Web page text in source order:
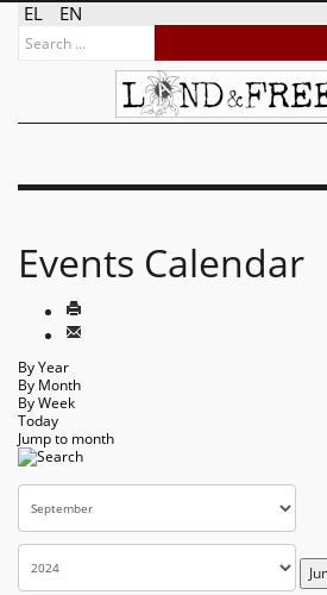
EL EN
Events Calendar
By Year
By Month
By Week
Today
Jump to month